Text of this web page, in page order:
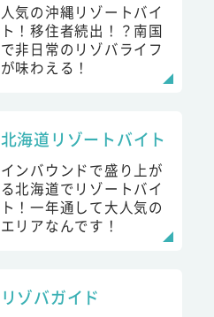
人気の沖縄リゾートバイ
ト！移住者続出！？南国
で非日常のリゾバライフ
が味わえる！
北海道リゾートバイト
インバウンドで盛り上が
る北海道でリゾートバイ
ト！一年通して大人気の
エリアなんです！
リゾバガイド